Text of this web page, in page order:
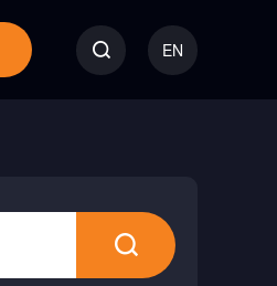
电池模块（金属外壳）
EN